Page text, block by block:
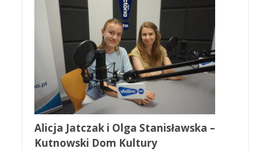
Alicja Jatczak i Olga Stanisławska –
Kutnowski Dom Kultury